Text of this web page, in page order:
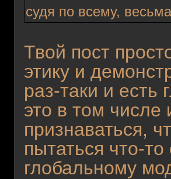
судя по всему,
Твой пост
этику и
раз-таки и есть
это в том числе
признаваться,
пытаться что-
глобальному